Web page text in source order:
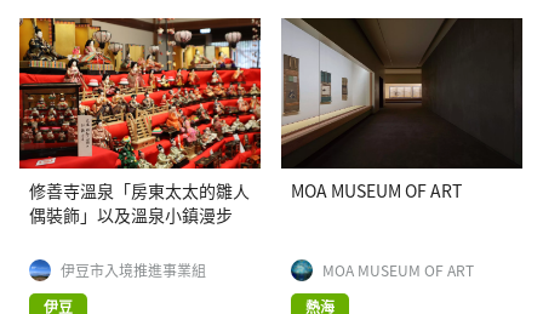
修善寺溫泉「房東太太的雛人
偶裝飾」以及溫泉小鎮漫步
伊豆市入境推進事業組
伊豆
MOA MUSEUM OF ART
MOA MUSEUM OF ART
熱海